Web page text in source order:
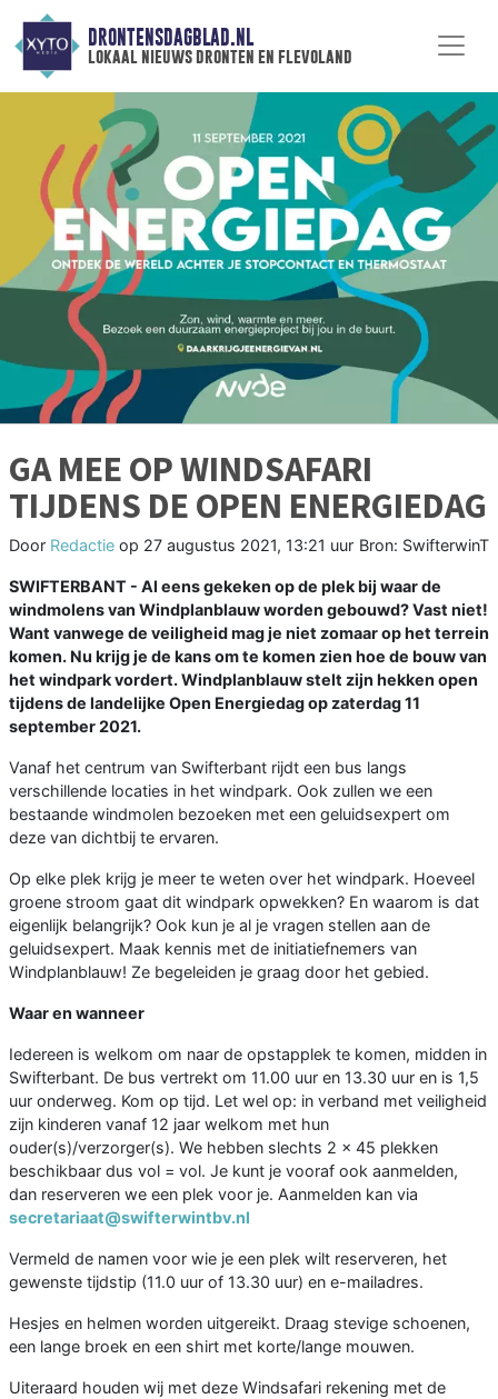
DRONTENSDAGBLAD.NL
lokaal nieuws dronten en flevoland
GA MEE OP WINDSAFARI
TIJDENS DE OPEN ENERGIEDAG
Door Redactie op 27 augustus 2021, 13:21 uur Bron: SwifterwinT
SWIFTERBANT - Al eens gekeken op de plek bij waar de
windmolens van Windplanblauw worden gebouwd? Vast niet!
Want vanwege de veiligheid mag je niet zomaar op het terrein
komen. Nu krijg je de kans om te komen zien hoe de bouw van
het windpark vordert. Windplanblauw stelt zijn hekken open
tijdens de landelijke Open Energiedag op zaterdag 11
september 2021.
Vanaf het centrum van Swifterbant rijdt een bus langs
verschillende locaties in het windpark. Ook zullen we een
bestaande windmolen bezoeken met een geluidsexpert om
deze van dichtbij te ervaren.
Op elke plek krijg je meer te weten over het windpark. Hoeveel
groene stroom gaat dit windpark opwekken? En waarom is dat
eigenlijk belangrijk? Ook kun je al je vragen stellen aan de
geluidsexpert. Maak kennis met de initiatiefnemers van
Windplanblauw! Ze begeleiden je graag door het gebied.
Waar en wanneer
Iedereen is welkom om naar de opstapplek te komen, midden in
Swifterbant. De bus vertrekt om 11.00 uur en 13.30 uur en is 1,5
uur onderweg. Kom op tijd. Let wel op: in verband met veiligheid
zijn kinderen vanaf 12 jaar welkom met hun
ouder(s)/verzorger(s). We hebben slechts 2 x 45 plekken
beschikbaar dus vol = vol. Je kunt je vooraf ook aanmelden,
dan reserveren we een plek voor je. Aanmelden kan via
secretariaat@swifterwintbv.nl
Vermeld de namen voor wie je een plek wilt reserveren, het
gewenste tijdstip (11.0 uur of 13.30 uur) en e-mailadres.
Hesjes en helmen worden uitgereikt. Draag stevige schoenen,
een lange broek en een shirt met korte/lange mouwen.
Uiteraard houden wij met deze Windsafari rekening met de